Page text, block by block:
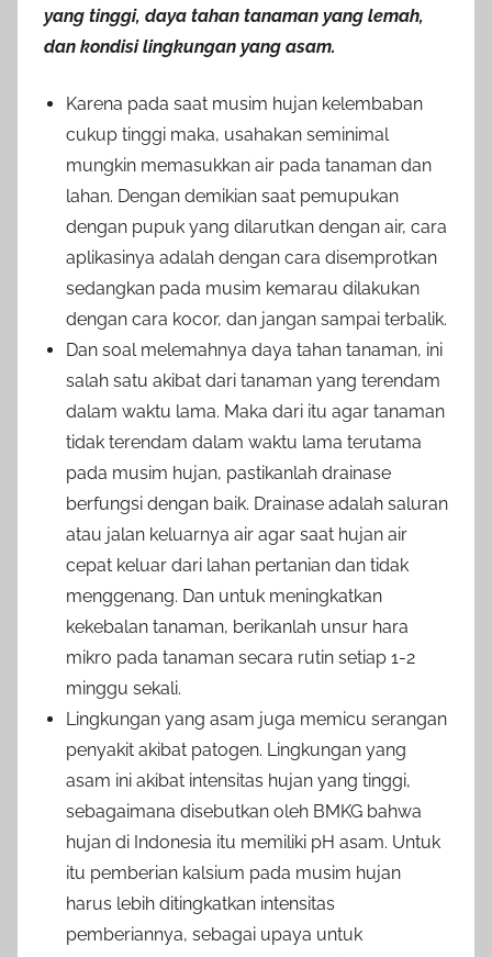
yang tinggi, daya tahan tanaman yang lemah,
dan kondisi lingkungan yang asam.
Karena pada saat musim hujan kelembaban
cukup tinggi maka, usahakan seminimal
mungkin memasukkan air pada tanaman dan
lahan. Dengan demikian saat pemupukan
dengan pupuk yang dilarutkan dengan air, cara
aplikasinya adalah dengan cara disemprotkan
sedangkan pada musim kemarau dilakukan
dengan cara kocor, dan jangan sampai terbalik.
Dan soal melemahnya daya tahan tanaman, ini
salah satu akibat dari tanaman yang terendam
dalam waktu lama. Maka dari itu agar tanaman
tidak terendam dalam waktu lama terutama
pada musim hujan, pastikanlah drainase
berfungsi dengan baik. Drainase adalah saluran
atau jalan keluarnya air agar saat hujan air
cepat keluar dari lahan pertanian dan tidak
menggenang. Dan untuk meningkatkan
kekebalan tanaman, berikanlah unsur hara
mikro pada tanaman secara rutin setiap 1-2
minggu sekali.
Lingkungan yang asam juga memicu serangan
penyakit akibat patogen. Lingkungan yang
asam ini akibat intensitas hujan yang tinggi,
sebagaimana disebutkan oleh BMKG bahwa
hujan di Indonesia itu memiliki pH asam. Untuk
itu pemberian kalsium pada musim hujan
harus lebih ditingkatkan intensitas
pemberiannya, sebagai upaya untuk